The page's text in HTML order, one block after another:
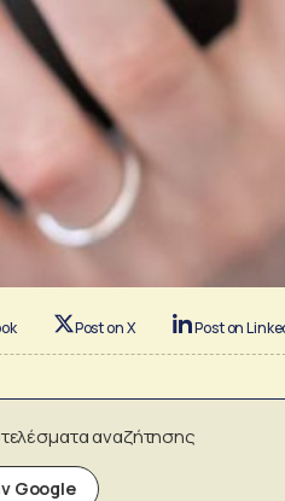
Post on X Post on
αναζήτησης
Google